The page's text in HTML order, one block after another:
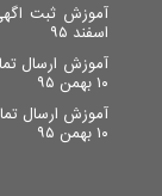
آموزش ثبت
اسفند ۹۵
آموزش ارسال
۱۰ بهمن ۹۵
آموزش ارسال
۱۰ بهمن ۹۵